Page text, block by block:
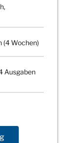
(4 Wochen)
Ausgaben